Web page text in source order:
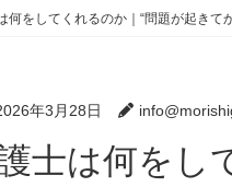
をしてくれるのか｜“問題が起きて
年3月28日